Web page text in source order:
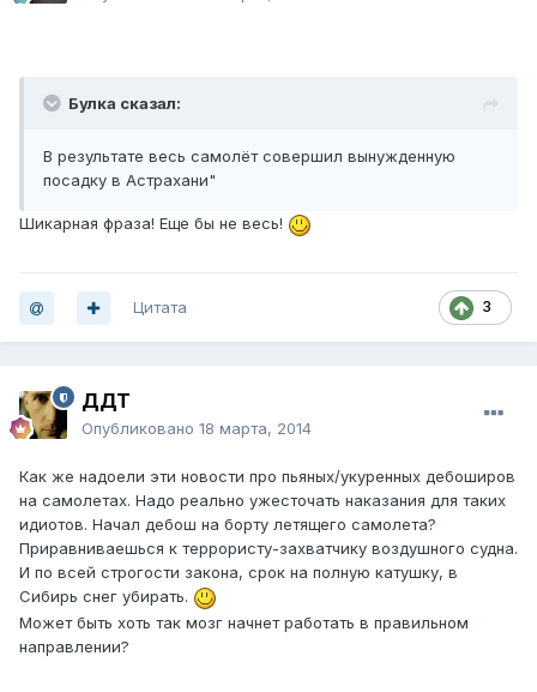
Булка сказал:
В результате весь самолёт совершил вынужденную
посадку в Астрахани"
Шикарная фраза! Еще бы не весь!
3
Цитата
ДДТ
Опубликовано 18 марта, 2014
Как же надоели эти новости про пьяных/укуренных дебоширов
на самолетах. Надо реально ужесточать наказания для таких
идиотов. Начал дебош на борту летящего самолета?
Приравниваешься к террористу-захватчику воздушного судна.
И по всей строгости закона, срок на полную катушку, в
Сибирь снег убирать.
Может быть хоть так мозг начнет работать в правильном
направлении?